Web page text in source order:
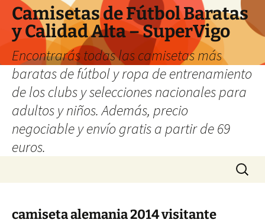
Camisetas de Fútbol Baratas
y Calidad Alta – SuperVigo
Encontrarás todas las camisetas más
baratas de fútbol y ropa de entrenamiento
de los clubs y selecciones nacionales para
adultos y niños. Además, precio
negociable y envío gratis a partir de 69
euros.
Buscar:
camiseta alemania 2014 visitante